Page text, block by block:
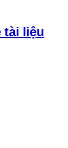
tài liệu